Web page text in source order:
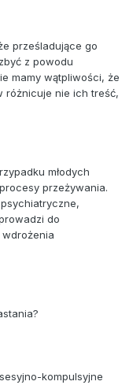
prześladujące go
z powodu
mamy wątpliwości, że
różnicuje nie ich treść,
młodych
przeżywania.
do
kompulsyjne